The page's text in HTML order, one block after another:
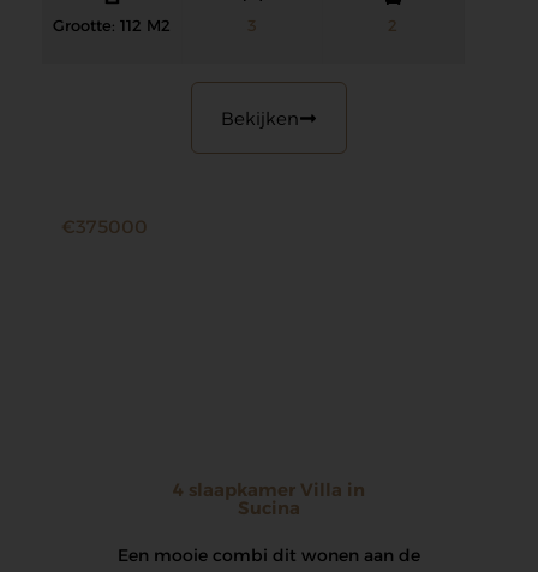
Grootte: 112 M2 3 2
Bekijken
€375000
4 slaapkamer Villa in
Sucina
Een mooie combi dit wonen aan de